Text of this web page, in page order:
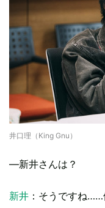
井口理（King Gnu）
—新井さんは？
新井 ：そうですね